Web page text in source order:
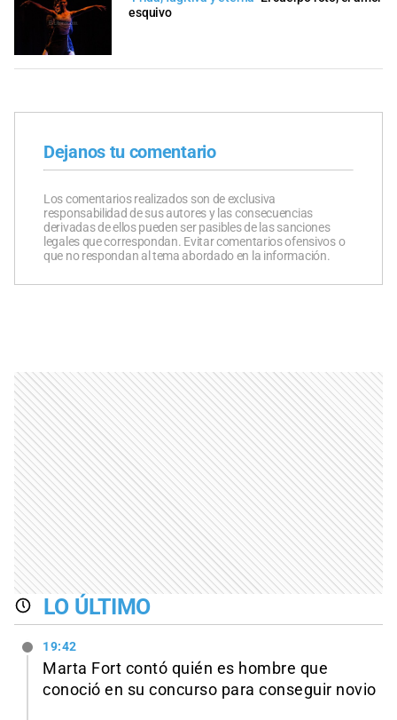
esquivo
Dejanos tu comentario
Los comentarios realizados son de exclusiva
responsabilidad de sus autores y las consecuencias
derivadas de ellos pueden ser pasibles de las sanciones
legales que correspondan. Evitar comentarios ofensivos o
que no respondan al tema abordado en la información.
LO ÚLTIMO
19:42
Marta Fort contó quién es hombre que
conoció en su concurso para conseguir novio